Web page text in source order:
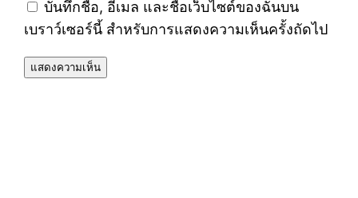
บันทึกชื่อ, อีเมล และชื่อเว็บไซต์ของฉันบน
เบราว์เซอร์นี้ สำหรับการแสดงความเห็นครั้งถัดไป